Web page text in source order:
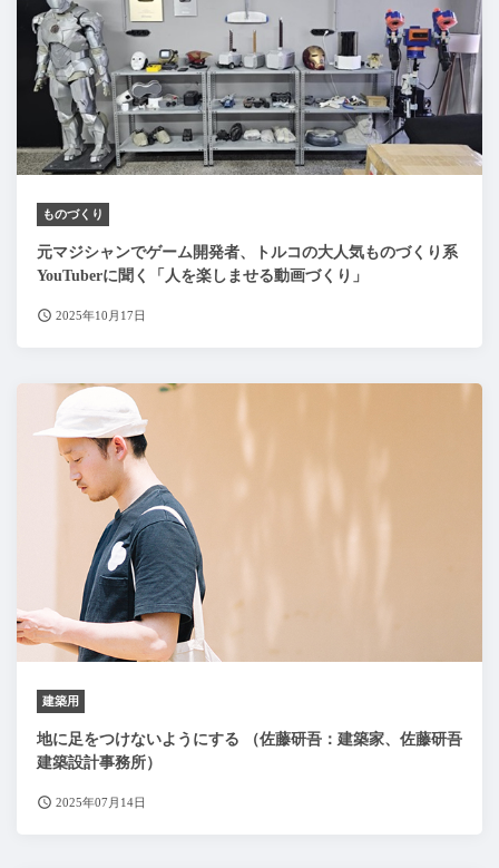
ものづくり
元マジシャンでゲーム開発者、トルコの大人気ものづくり系
YouTuberに聞く「人を楽しませる動画づくり」
2025年10月17日
建築用
地に足をつけないようにする （佐藤研吾：建築家、佐藤研吾
建築設計事務所）
2025年07月14日